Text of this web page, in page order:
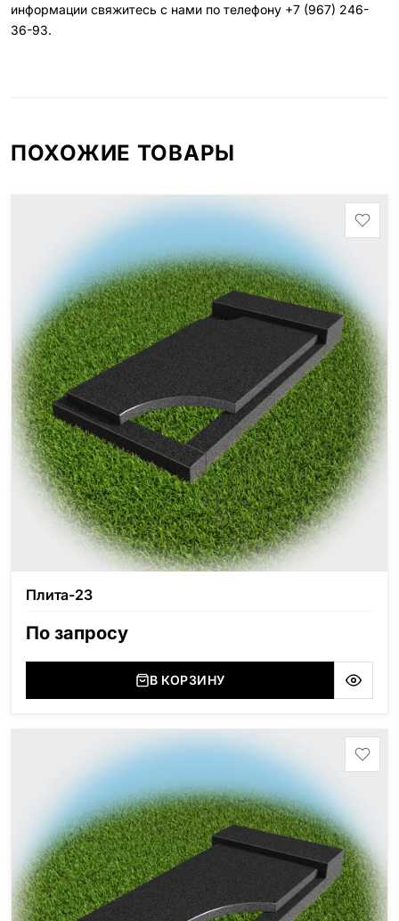
информации свяжитесь с нами по телефону +7 (967) 246-
36-93.
ПОХОЖИЕ ТОВАРЫ
Плита-23
По запросу
В КОРЗИНУ